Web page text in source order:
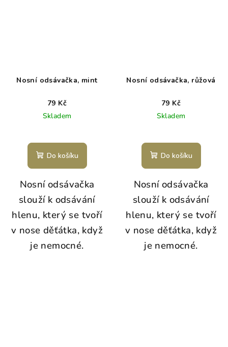
Nosní odsávačka, mint
79 Kč
Skladem
Do košíku
Nosní odsávačka
slouží k odsávání
hlenu, který se tvoří
v nose děťátka, když
je nemocné.
Nosní odsávačka, růžová
79 Kč
Skladem
Do košíku
Nosní odsávačka
slouží k odsávání
hlenu, který se tvoří
v nose děťátka, když
je nemocné.